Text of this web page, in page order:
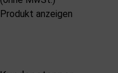
Produkt anzeigen